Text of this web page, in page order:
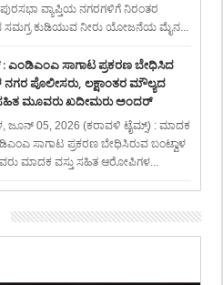
ಪುರಸಭಾ ವ್ಯಾಪ್ತಿಯ ನಗರಗಳಿಗೆ ನಿರಂತರ
ಸಮಗ್ರ ಕುಡಿಯುವ ನೀರು ಯೋಜನೆಯ ಮೈನ...
ಎಂಡಿಎಂಎ ಸಾಗಾಟ ಪ್ರಕರಣ ಬೇಧಿಸಿದ
ನಗರ ಪೊಲೀಸರು, ಲಕ್ಷಾಂತರ ಮೌಲ್ಯದ
ಮೂವರು ಖದೀಮರು ಅಂದರ್
ಜೂನ್ 05, 2026 (ಕರಾವಳಿ ಟೈಮ್ಸ್) : ಮಾದಕ
ಸಾಗಾಟ ಪ್ರಕರಣ ಬೇಧಿಸಿರುವ ಬಂಟ್ವಾಳ
ಮಾದಕ ವಸ್ತು ಸಹಿತ ಆರೋಪಿಗಳ...